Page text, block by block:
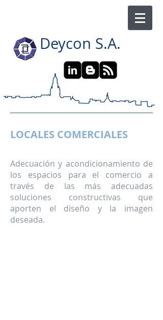
Deycon S.A.
LOCALES COMERCIALES
Adecuación y acondicionamiento de
los espacios para el comercio a
través de las más adecuadas
soluciones constructivas que
aporten el diseño y la imagen
deseada.